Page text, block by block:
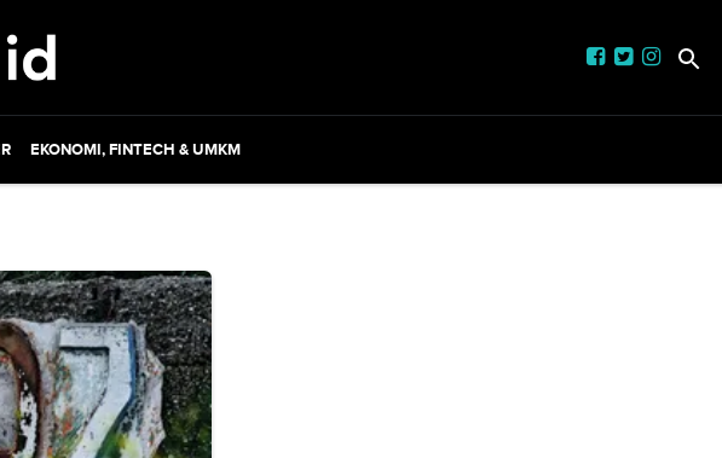
EKONOMI, FINTECH & UMKM